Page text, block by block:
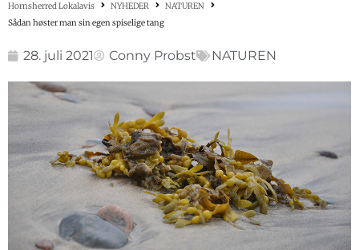
Hornsherred Lokalavis NYHEDER
NATUREN
Sådan høster man sin egen spiselige tang
28. juli 2021 Conny Probst NATUREN